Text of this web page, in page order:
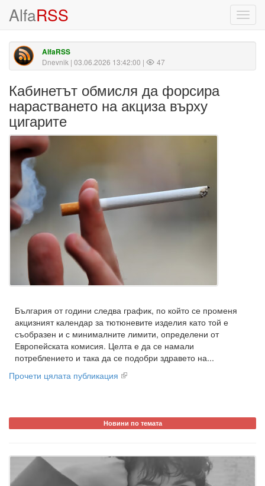
AlfaRSS
AlfaRSS
Dnevnik | 03.06.2026 13:42:00 | 47
Кабинетът обмисля да форсира
нарастването на акциза върху
цигарите
България от години следва график, по който се променя
акцизният календар за тютюневите изделия като той е
съобразен и с минималните лимити, определени от
Европейската комисия. Целта е да се намали
потреблението и така да се подобри здравето на...
Прочети цялата публикация
Новини по темата